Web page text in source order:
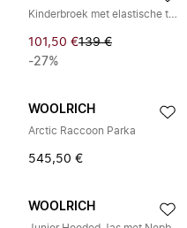
Kinderbroek met elastische taille
101,50 €139 €
-27%
WOOLRICH
Arctic Raccoon Parka
545,50 €
WOOLRICH